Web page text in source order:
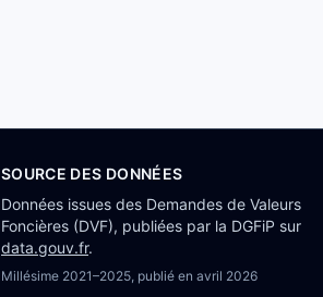
SOURCE DES DONNÉES
Données issues des Demandes de Valeurs
Foncières (DVF), publiées par la DGFiP sur
data.gouv.fr.
Millésime 2021–2025, publié en avril 2026